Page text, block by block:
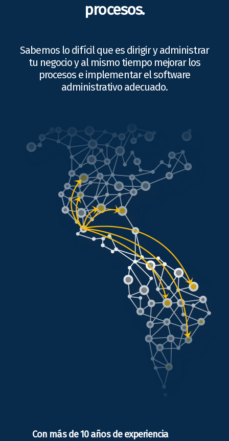
procesos.
Sabemos lo difícil que es dirigir y administrar
tu negocio y al mismo tiempo mejorar los
procesos e implementar el software
administrativo adecuado.
Con más de 10 años de experiencia